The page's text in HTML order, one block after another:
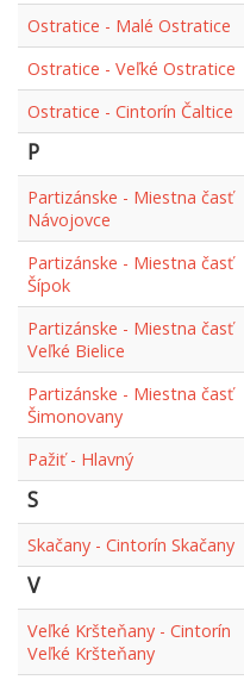
Ostratice - Malé Ostratice
Ostratice - Veľké Ostratice
Ostratice - Cintorín Čaltice
P
Partizánske - Miestna časť
Návojovce
Partizánske - Miestna časť
Šípok
Partizánske - Miestna časť
Veľké Bielice
Partizánske - Miestna časť
Šimonovany
Pažiť - Hlavný
S
Skačany - Cintorín Skačany
V
Veľké Kršteňany - Cintorín
Veľké Kršteňany